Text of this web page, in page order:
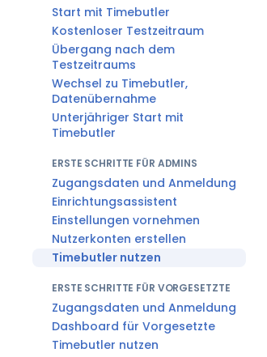
Start mit Timebutler
Kostenloser Testzeitraum
Übergang nach dem
Testzeitraums
Wechsel zu Timebutler,
Datenübernahme
Unterjähriger Start mit
Timebutler
ERSTE SCHRITTE FÜR ADMINS
Zugangsdaten und Anmeldung
Einrichtungsassistent
Einstellungen vornehmen
Nutzerkonten erstellen
Timebutler nutzen
ERSTE SCHRITTE FÜR VORGESETZTE
Zugangsdaten und Anmeldung
Dashboard für Vorgesetzte
Timebutler nutzen